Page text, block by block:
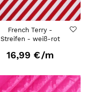
French Terry -
Streifen - weiß-rot
16,99 €/m